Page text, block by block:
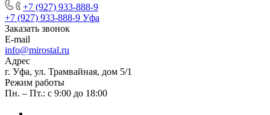
+7 (927) 933-888-9
+7 (927) 933-888-9 Уфа
Заказать звонок
E-mail
info@mirostal.ru
Адрес
г. Уфа, ул. Трамвайная, дом 5/1
Режим работы
Пн. – Пт.: с 9:00 до 18:00